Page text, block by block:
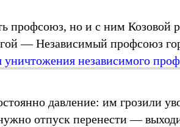
профсоюз, но и с ним
— Независимый профсоюз
уничтожения независимого
давление: им грозили
отпуск перенести —